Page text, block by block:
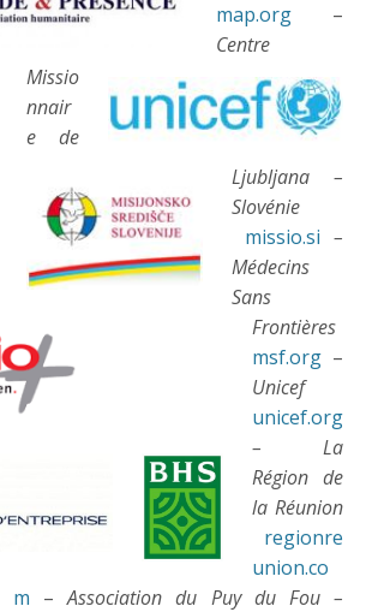
map.org –
Centre
Missio
nnair
e de
Ljubljana –
Slovénie
missio.si –
Médecins
Sans
Frontières
msf.org –
Unicef
unicef.org
– La
Région de
la Réunion
regionre
union.co
m –Association du Puy du Fou –